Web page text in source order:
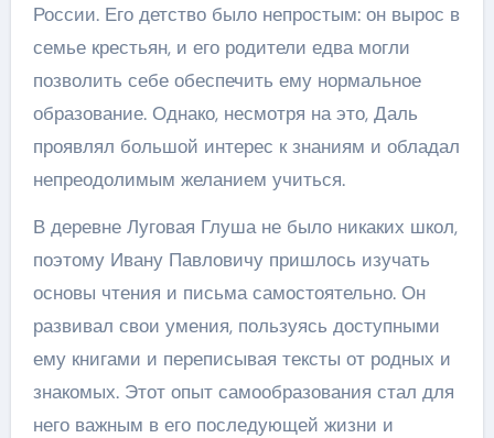
России. Его детство было непростым: он вырос в
семье крестьян, и его родители едва могли
позволить себе обеспечить ему нормальное
образование. Однако, несмотря на это, Даль
проявлял большой интерес к знаниям и обладал
непреодолимым желанием учиться.
В деревне Луговая Глуша не было никаких школ,
поэтому Ивану Павловичу пришлось изучать
основы чтения и письма самостоятельно. Он
развивал свои умения, пользуясь доступными
ему книгами и переписывая тексты от родных и
знакомых. Этот опыт самообразования стал для
него важным в его последующей жизни и